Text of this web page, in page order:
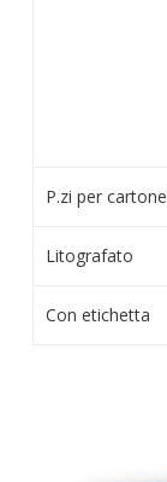
P.zi per cartone
Litografato
Con etichetta